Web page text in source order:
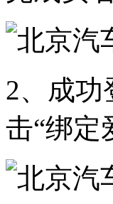
2、成功
击“绑定